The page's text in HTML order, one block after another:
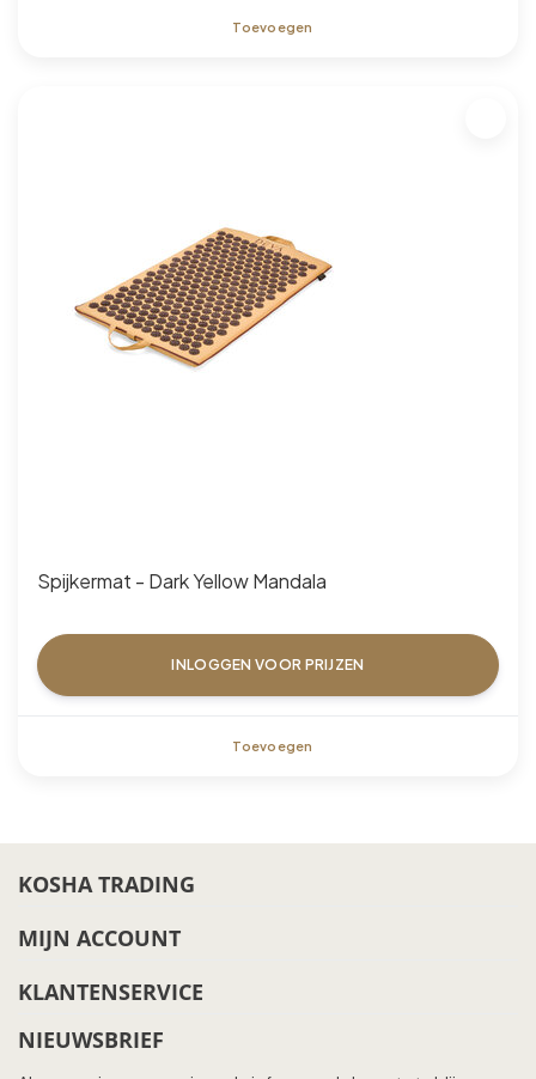
Toevoegen
Spijkermat - Dark Yellow Mandala
INLOGGEN VOOR PRIJZEN
Toevoegen
KOSHA TRADING
MIJN ACCOUNT
KLANTENSERVICE
NIEUWSBRIEF